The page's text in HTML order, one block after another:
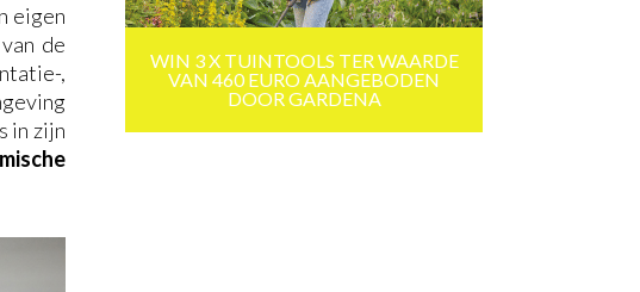
eigen
de
,
in zijn
WIN 3 X TUINTOOLS TER WAARDE
VAN 460 EURO AANGEBODEN
DOOR GARDENA